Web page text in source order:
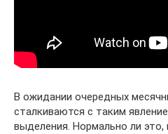
В ожидании очередных
сталкиваются с таким
выделения. Нормально ли это,